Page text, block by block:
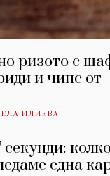
ризото с
и чипс от
ИЛИЕВА
секунди:
една